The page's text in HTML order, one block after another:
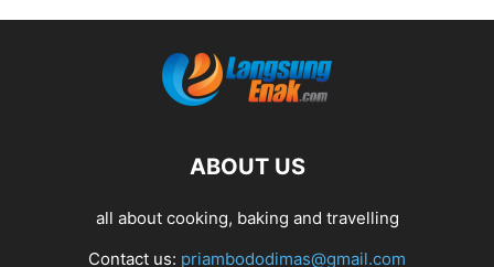
ABOUT US
all about cooking, baking and travelling
Contact us: priambododimas@gmail.com